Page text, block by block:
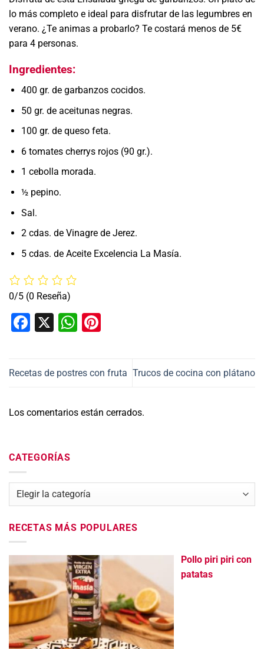
lo más completo e ideal para disfrutar de las legumbres en
verano. ¿Te animas a probarlo? Te costará menos de 5€
para 4 personas.
Ingredientes:
400 gr. de garbanzos cocidos.
50 gr. de aceitunas negras.
100 gr. de queso feta.
6 tomates cherrys rojos (90 gr.).
1 cebolla morada.
½ pepino.
Sal.
2 cdas. de Vinagre de Jerez.
5 cdas. de Aceite Excelencia La Masía.
0/5 (0 Reseña)
Facebook
X WhatsApp
Recetas de postres con fruta Trucos de cocina con plátano
Los comentarios están cerrados.
CATEGORÍAS
Categorías
RECETAS MÁS POPULARES
Pollo piri piri con
patatas